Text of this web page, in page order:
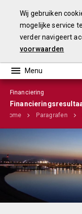
Financiering
Home Paragrafen
Wij gebruiken
mogelijke service
verder navigeert
voorwaarden